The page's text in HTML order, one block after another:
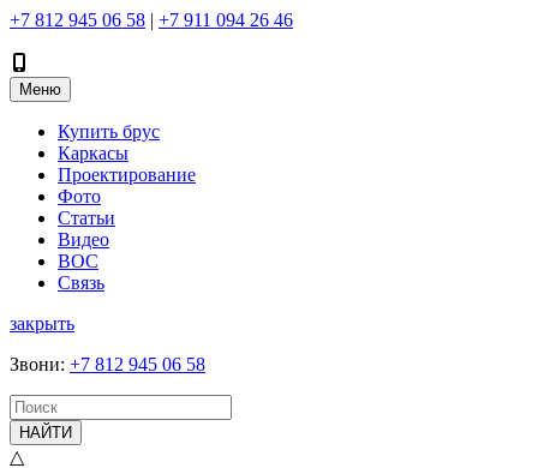
+7 812 945 06 58 | +7 911 094 26 46
Меню
Купить брус
Каркасы
Проектирование
Фото
Статьи
Видео
ВОС
Связь
закрыть
Звони: +7 812 945 06 58
НАЙТИ
△